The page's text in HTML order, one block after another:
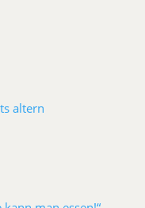
altern